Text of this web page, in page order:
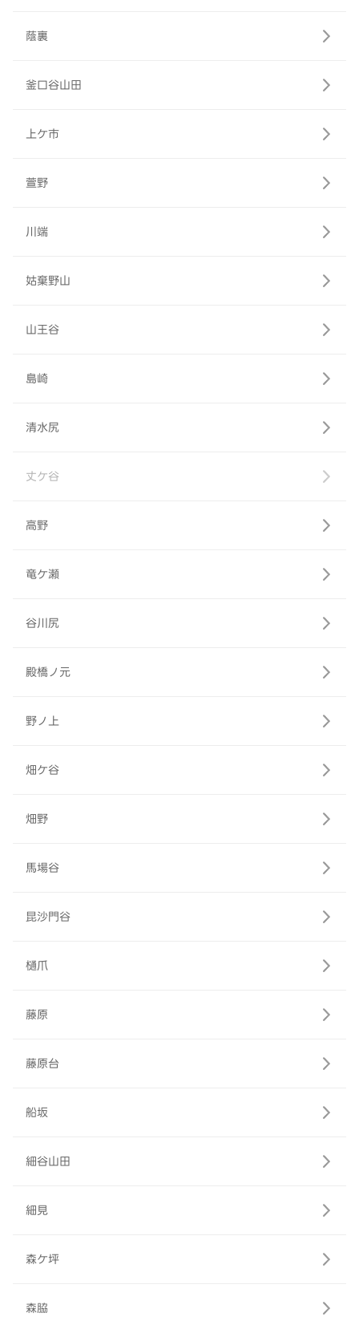
蔭裏
釜口谷山田
上ケ市
萱野
川端
姑棄野山
山王谷
島崎
清水尻
丈ケ谷
高野
竜ケ瀬
谷川尻
殿橋ノ元
野ノ上
畑ケ谷
畑野
馬場谷
昆沙門谷
樋爪
藤原
藤原台
船坂
細谷山田
細見
森ケ坪
森脇